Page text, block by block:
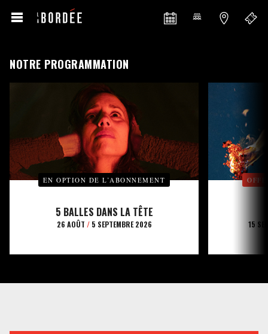
NOTRE PROGRAMMATION
EN OPTION DE L’ABONNEMENT
5 BALLES DANS LA TÊTE
26 AOÛT /5 SEPTEMBRE 2026 15